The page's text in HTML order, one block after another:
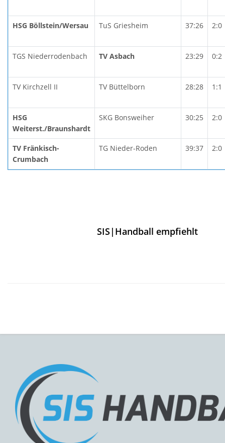
HSG Böllstein/Wersau TuS Griesheim 37:26 2:0
TGS Niederrodenbach TV Asbach 23:29 0:2
TV Kirchzell II TV Büttelborn 28:28 1:1
HSG
Weiterst./Braunshardt
SKG Bonsweiher 30:25 2:0
TV Fränkisch-
Crumbach
TG Nieder-Roden 39:37 2:0
SIS|Handball empfiehlt